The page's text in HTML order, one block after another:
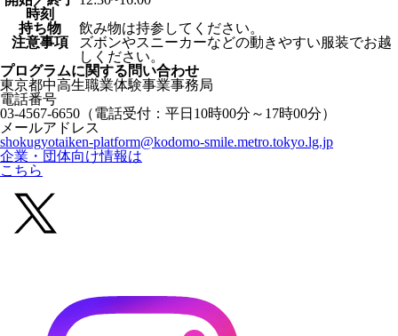
時刻
持ち物
飲み物は持参してください。
注意事項
ズボンやスニーカーなどの動きやすい服装でお越
しください。
プログラムに関する問い合わせ
東京都中高生職業体験事業事務局
電話番号
03-4567-6650 （電話受付：平日10時00分～17時00分）
メールアドレス
shokugyotaiken-platform@kodomo-smile.metro.tokyo.lg.jp
企業・団体向け情報は
こちら